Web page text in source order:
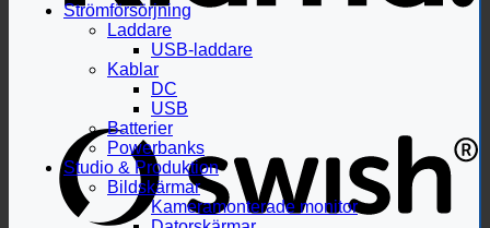
Strömförsörjning
Laddare
USB-laddare
Kablar
DC
USB
Batterier
Powerbanks
Studio & Produktion
Bildskärmar
Kameramonterade monitor